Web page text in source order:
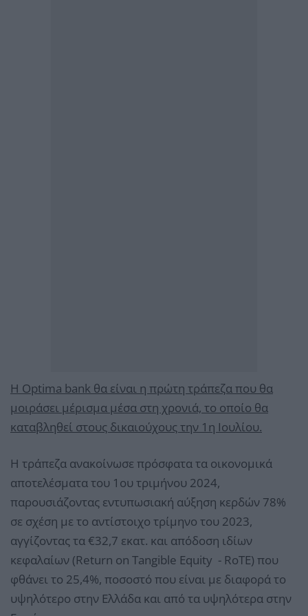
Η Optima bank θα είναι η πρώτη τράπεζα που θα
μοιράσει μέρισμα μέσα στη χρονιά, το οποίο θα
καταβληθεί στους δικαιούχους την 1η Ιουλίου.
Η τράπεζα ανακοίνωσε πρόσφατα τα οικονομικά
αποτελέσματα του 1ου τριμήνου 2024,
παρουσιάζοντας εντυπωσιακή αύξηση κερδών 78%
σε σχέση με το αντίστοιχο τρίμηνο του 2023,
αγγίζοντας τα €32,7 εκατ. και απόδοση ιδίων
κεφαλαίων (Return on Tangible Equity - RoTE) που
φθάνει το 25,4%, ποσοστό που είναι με διαφορά το
υψηλότερο στην Ελλάδα και από τα υψηλότερα στην